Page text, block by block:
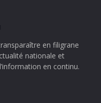
en filigrane
nationale et
en continu.